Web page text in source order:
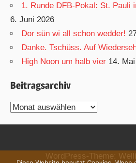
1. Runde DFB-Pokal: St. Pauli
6. Juni 2026
Dor sün wi all schon wedder!
Danke. Tschüss. Auf
High Noon um halb vier 14.
Beitragsarchiv
Beitragsarchiv
WordPress-Theme: